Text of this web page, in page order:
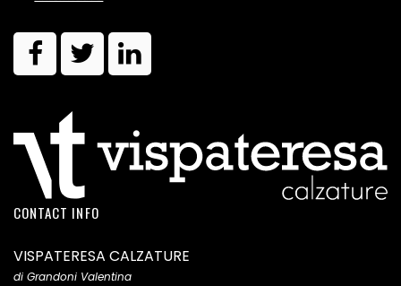
CONTACT INFO
VISPATERESA CALZATURE
di Grandoni Valentina